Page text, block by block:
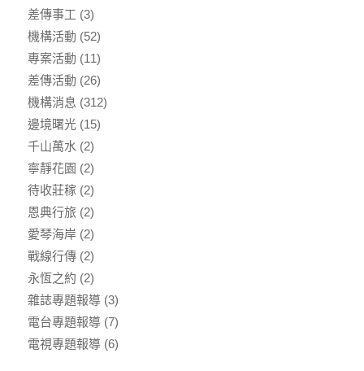
差傳事工 (3)
機構活動 (52)
專案活動 (11)
差傳活動 (26)
機構消息 (312)
邊境曙光(15)
千山萬水 (2)
寧靜花園 (2)
待收莊稼 (2)
恩典行旅(2)
愛琴海岸(2)
戰線行傳(2)
永恆之約 (2)
雜誌專題報導(3)
電台專題報導(7)
電視專題報導(6)